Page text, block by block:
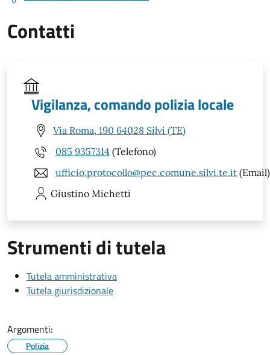
Contatti
Vigilanza, comando polizia locale
Via Roma, 190 64028 Silvi (TE)
085 9357314 (Telefono)
ufficio.protocollo@pec.comune.silvi.te.it (Email)
Giustino Michetti
Strumenti di tutela
Tutela amministrativa
Tutela giurisdizionale
Argomenti:
Polizia